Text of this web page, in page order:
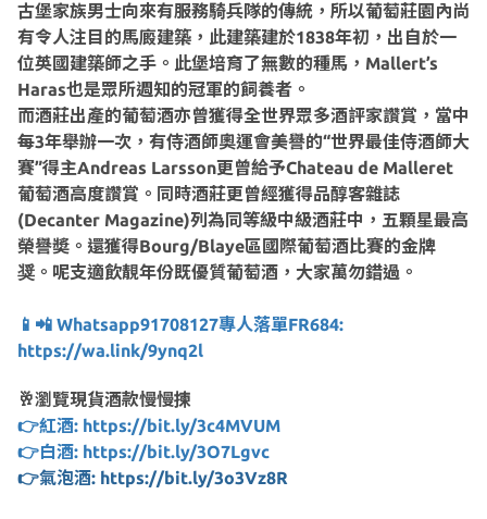
古堡家族男士向來有服務騎兵隊的傳統，所以葡萄莊園內尚
有令人注目的馬廄建築，此建築建於1838年初，出自於一
位英國建築師之手。此堡培育了無數的種馬，Mallert’s
Haras也是眾所週知的冠軍的飼養者。
而酒莊出產的葡萄酒亦曾獲得全世界眾多酒評家讚賞，當中
每3年舉辦一次，有侍酒師奧運會美譽的“世界最佳侍酒師大
賽”得主Andreas Larsson更曾給予Chateau de Malleret
葡萄酒高度讚賞。同時酒莊更曾經獲得品醇客雜誌
(Decanter Magazine)列為同等級中級酒莊中，五顆星最高
榮譽奬。還獲得Bourg/Blaye區國際葡萄酒比賽的金牌
奨。呢支適飲靚年份既優質葡萄酒，大家萬勿錯過。
📱📲 Whatsapp91708127專人落單FR684:
https://wa.link/9ynq2l
🥂瀏覽現貨酒款慢慢揀
👉紅酒: https://bit.ly/3c4MVUM
👉白酒: https://bit.ly/3O7Lgvc
👉氣泡酒: https://bit.ly/3o3Vz8R